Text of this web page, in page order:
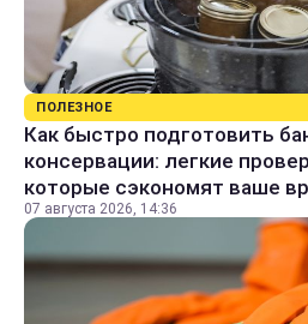
ПОЛЕЗНОЕ
Как быстро подготовить
консервации: легкие
которые сэкономят ваше
07 августа 2026, 14:36